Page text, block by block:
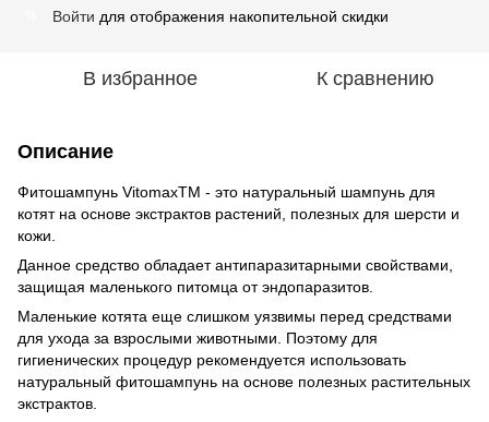
Войти для отображения накопительной скидки
В избранное К сравнению
Описание
Фитошампунь VitomaxТМ - это натуральный шампунь для
котят на основе экстрактов растений, полезных для шерсти и
кожи.
Данное средство обладает антипаразитарными свойствами,
защищая маленького питомца от эндопаразитов.
Маленькие котята еще слишком уязвимы перед средствами
для ухода за взрослыми животными. Поэтому для
гигиенических процедур рекомендуется использовать
натуральный фитошампунь на основе полезных растительных
экстрактов.